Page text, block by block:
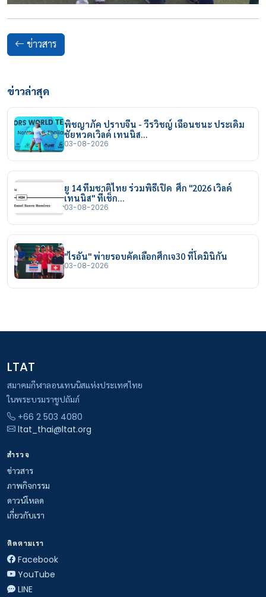
ข่าวสาร
ข่าวล่าสุด
พิชญาภัค ปราบจีน - วีรวิชญ์ เฉือนชนะ ประเดิม
ชัยหวดเวิลด์ เทนนิส…
03-08-2026
ยู 14 ทีมชาติไทย ร่วมพิธีเปิด ศึก "2026 เวิลด์
เทนนิส" ที่เช็ก…
03-08-2026
"ไรอัน" พ่ายรอบคัดเลือกศึกเจ30 ที่โดมินิกัน
03-08-2026
LTAT
สมาคมกีฬาลอนเทนนิสแห่งประเทศไทย
ในพระบรมราชูปถัมภ์
+66 2 503 4080
ltat_thai@ltat.org
สำรวจ
ข่าวสาร
ภาพกิจกรรม
ดาวน์โหลด
เกี่ยวกับเรา
ติดตามเรา
Facebook
YouTube
LINE